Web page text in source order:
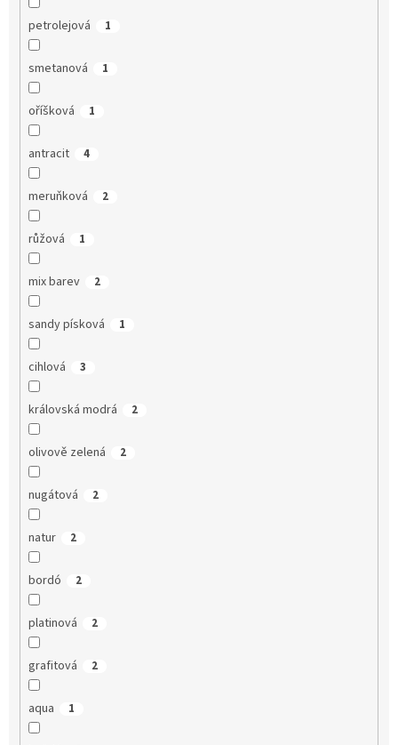
petrolejová 1
smetanová 1
oříšková 1
antracit 4
meruňková 2
růžová 1
mix barev 2
sandy písková 1
cihlová 3
královská modrá 2
olivově zelená 2
nugátová 2
natur 2
bordó 2
platinová 2
grafitová 2
aqua 1